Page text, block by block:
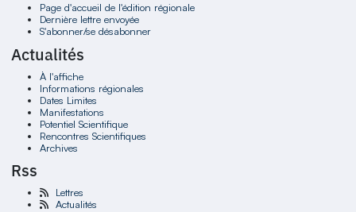
Page d'accueil de l'édition régionale
Dernière lettre envoyée
S'abonner/se désabonner
Actualités
À l'affiche
Informations régionales
Dates Limites
Manifestations
Potentiel Scientifique
Rencontres Scientifiques
Archives
Rss
Lettres
Actualités